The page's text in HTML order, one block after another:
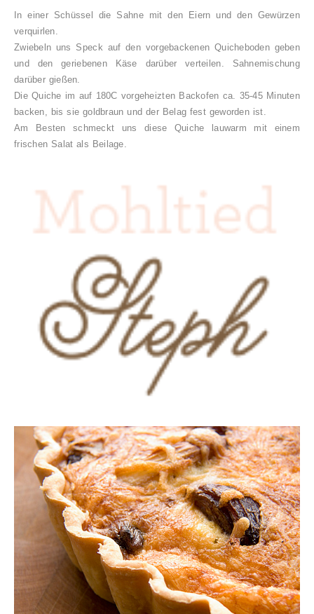
In einer Schüssel die Sahne mit den Eiern und den Gewürzen
verquirlen.
Zwiebeln uns Speck auf den vorgebackenen Quicheboden geben
und den geriebenen Käse darüber verteilen. Sahnemischung
darüber gießen.
Die Quiche im auf 180C vorgeheizten Backofen ca. 35-45 Minuten
backen, bis sie goldbraun und der Belag fest geworden ist.
Am Besten schmeckt uns diese Quiche lauwarm mit einem
frischen Salat als Beilage.